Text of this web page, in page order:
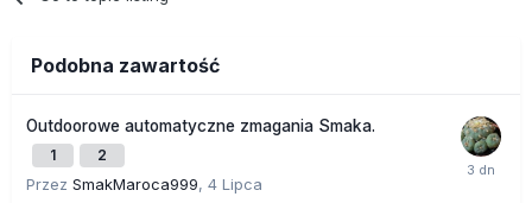
Podobna zawartość
Outdoorowe automatyczne zmagania Smaka.
1 2
Przez SmakMaroca999, 4 Lipca